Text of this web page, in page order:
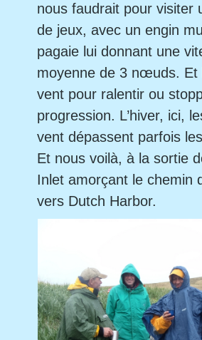
nous faudrait pour visiter
de jeux, avec un engin
pagaie lui donnant une
moyenne de 3 nœuds. Et
vent pour ralentir ou
progression. L’hiver, ici,
vent dépassent parfois
Et nous voilà, à la sortie
Inlet amorçant le chemin
vers Dutch Harbor.